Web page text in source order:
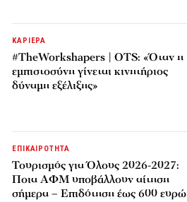
ΚΑΡΙΕΡΑ
#TheWorkshapers | OTS: «Όταν η
εμπιστοσύνη γίνεται κινητήριος
δύναμη εξέλιξης»
ΕΠΙΚΑΙΡΟΤΗΤΑ
Τουρισμός για Όλους 2026-2027:
Ποια ΑΦΜ υποβάλλουν αίτηση
σήμερα – Επιδότηση έως 600 ευρώ